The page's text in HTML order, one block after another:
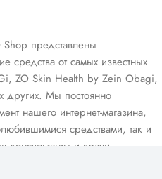
Shop представлены
средства от самых известных
ZO Skin Health by Zein Obagi,
других. Мы постоянно
нашего интернет-магазина,
средствами, так и
и врачи-